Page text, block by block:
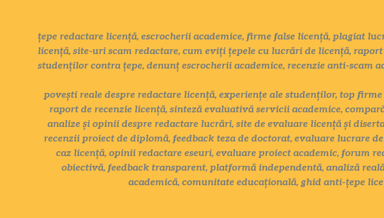
țepe redactare licență, escrocherii academice, firme false licență, plagiat
licență, site-uri scam redactare, cum eviți țepele cu lucrări de licență,
studenților contra țepe, denunț escrocherii academice, recenzie anti-scam
povești reale despre redactare licență, experiențe ale studenților, top
raport de recenzie licență, sinteză evaluativă servicii academice,
analize și opinii despre redactare lucrări, site de evaluare licență și
recenzii proiect de diplomă, feedback teza de doctorat, evaluare lucrare
caz licență, opinii redactare eseuri, evaluare proiect academic, forum
obiectivă, feedback transparent, platformă independentă, analiză
academică, comunitate educațională, ghid anti-țepe